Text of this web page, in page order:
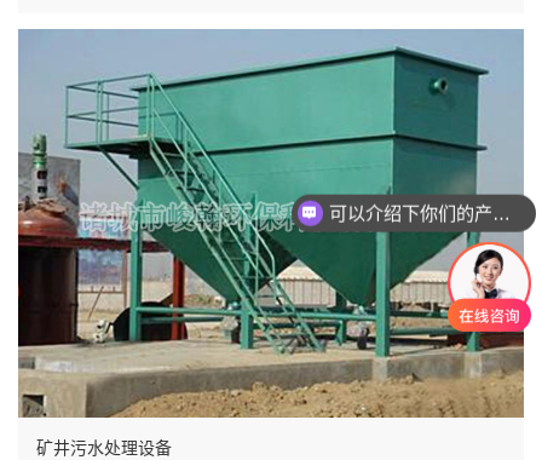
矿井污水处理设备
可以介绍下你们的产品么